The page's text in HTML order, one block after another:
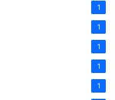
1
1
1
1
1